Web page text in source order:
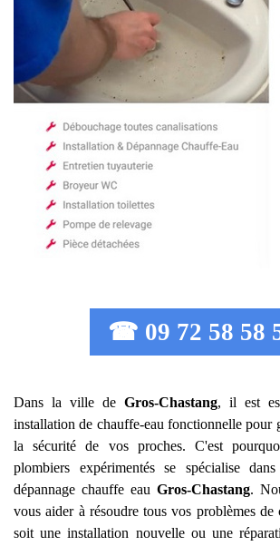
☎ 09 72 58 58
Dans la ville de Gros-Chastang, il est
installation de chauffe-eau fonctionnelle pour
la sécurité de vos proches. C'est
plombiers expérimentés se spécialise
dépannage chauffe eau Gros-Chastang.
vous aider à résoudre tous vos problèmes de
soit une installation nouvelle ou une